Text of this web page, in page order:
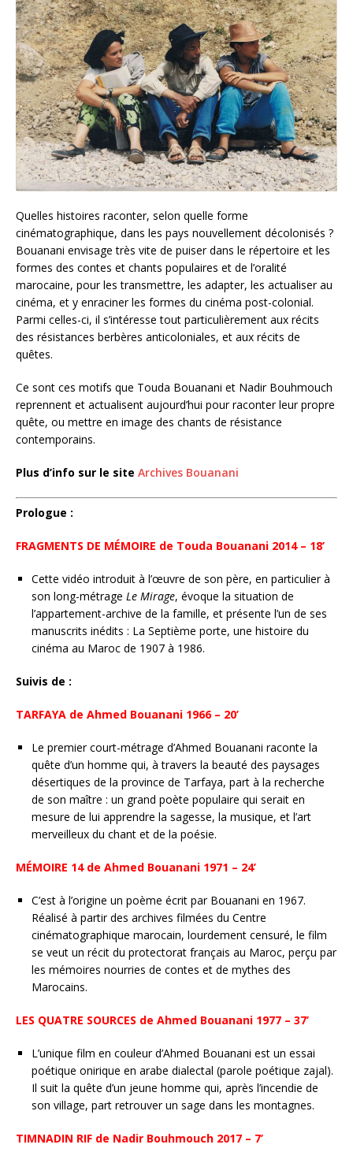
Quelles histoires raconter, selon quelle forme
cinématographique, dans les pays nouvellement décolonisés ?
Bouanani envisage très vite de puiser dans le répertoire et les
formes des contes et chants populaires et de l’oralité
marocaine, pour les transmettre, les adapter, les actualiser au
cinéma, et y enraciner les formes du cinéma post-colonial.
Parmi celles-ci, il s’intéresse tout particulièrement aux récits
des résistances berbères anticoloniales, et aux récits de
quêtes.
Ce sont ces motifs que Touda Bouanani et Nadir Bouhmouch
reprennent et actualisent aujourd’hui pour raconter leur propre
quête, ou mettre en image des chants de résistance
contemporains.
Plus d’info sur le site Archives Bouanani
Prologue :
FRAGMENTS DE MÉMOIRE de Touda Bouanani 2014 – 18’
Cette vidéo introduit à l’œuvre de son père, en particulier à
son long-métrage Le Mirage, évoque la situation de
l’appartement-archive de la famille, et présente l’un de ses
manuscrits inédits : La Septième porte, une histoire du
cinéma au Maroc de 1907 à 1986.
Suivis de :
TARFAYA de Ahmed Bouanani 1966 – 20’
Le premier court-métrage d’Ahmed Bouanani raconte la
quête d’un homme qui, à travers la beauté des paysages
désertiques de la province de Tarfaya, part à la recherche
de son maître : un grand poète populaire qui serait en
mesure de lui apprendre la sagesse, la musique, et l’art
merveilleux du chant et de la poésie.
MÉMOIRE 14 de Ahmed Bouanani 1971 – 24’
C’est à l’origine un poème écrit par Bouanani en 1967.
Réalisé à partir des archives filmées du Centre
cinématographique marocain, lourdement censuré, le film
se veut un récit du protectorat français au Maroc, perçu par
les mémoires nourries de contes et de mythes des
Marocains.
LES QUATRE SOURCES de Ahmed Bouanani 1977 – 37’
L’unique film en couleur d’Ahmed Bouanani est un essai
poétique onirique en arabe dialectal (parole poétique zajal).
Il suit la quête d’un jeune homme qui, après l’incendie de
son village, part retrouver un sage dans les montagnes.
TIMNADIN RIF de Nadir Bouhmouch 2017 – 7’